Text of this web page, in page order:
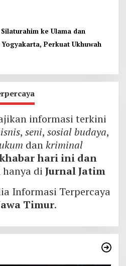
Silaturahim ke Ulama dan
Perkuat Ukhuwah
informasi terkini
, seni, sosial budaya,
dankriminal
hari ini dan
hanya di Jurnal Jatim
Informasi Terpercaya
Timur.